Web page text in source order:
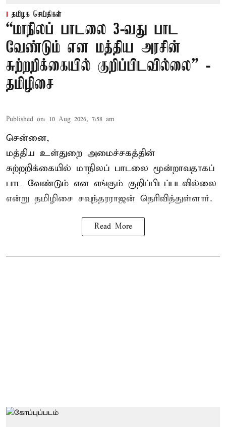
தமிழக செய்திகள்
“மாநிலப் பாடலை 3-வது பாட
வேண்டும் என மத்திய அரசின்
சுற்றறிக்கையில் குறிப்பிடவில்லை” -
தமிழிசை
Published on: 10 Aug 2026, 7:58 am
சென்னை,
மத்திய உள்துறை அமைச்சகத்தின்
சுற்றறிக்கையில் மாநிலப் பாடலை மூன்றாவதாகப்
பாட வேண்டும் என எங்கும் குறிப்பிடப்படவில்லை
என்று தமிழிசை சவுந்தரராஜன் தெரிவித்துள்ளார்.
Read More